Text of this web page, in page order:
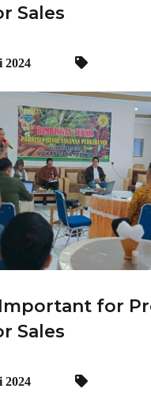
Sales
2024
for
Sales
2024